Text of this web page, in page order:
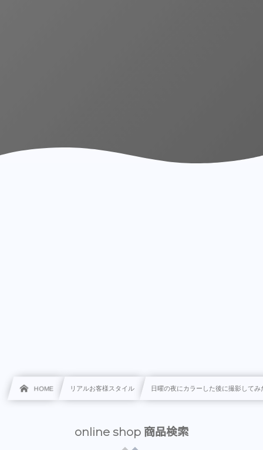
HOME リアルお客様スタイル 日曜の夜にカラーした後に撮影してみ
online shop 商品検索